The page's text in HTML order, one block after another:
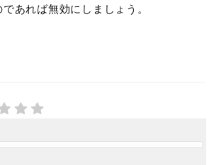
あれば無効にしましょう。